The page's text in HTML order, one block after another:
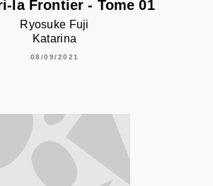
la Frontier - Tome 01
Ryosuke Fuji
Katarina
08/09/2021